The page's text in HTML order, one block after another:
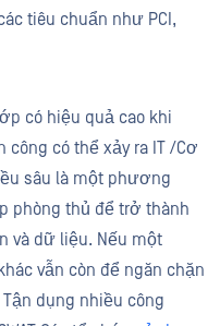
tiêu chuẩn như PCI,
có hiệu quả cao khi
có thể xảy ra IT /Cơ
sâu là một phương
phòng thủ để trở thành
và dữ liệu. Nếu một
vẫn còn để ngăn chặn
dụng nhiều công